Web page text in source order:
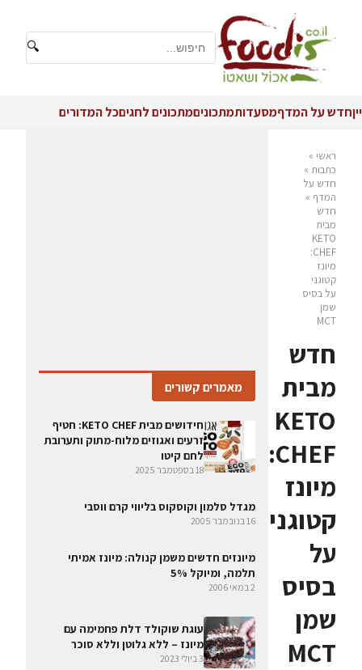
🔍
ייןחדש על המדףמסעדותמתכוניםמתכונים לחגיםכל המדורים
ראשי »
כתבות »
חדש על
המדף »
חדש
מבית
KETO
CHEF:
מיונז
קטוגני
על בסיס
שמן
MCT
חדש
מבית
KETO
CHEF:
מיונז
קטוגני
על
בסיס
שמן
MCT
מאמרים קשורים
חידושים מבית KETO CHEF: חטיף
זרעים ואגוזים מלוח-מתוק ותערובת
לחם קיטו
18 בספטמבר 2025
מגדל סלמון וקוסקוס בליווי קרם ווסבי
16 בנובמבר 2005
מיונזים חדשים משמן קנולה: מיונז אמיתי
תלמה, ומיוקל 5%
2 במאי 2006
עוגת שוקולד דלת פחמימה עם
מיונז – ללא גלוטן וללא סוכר
3 ביולי 2023